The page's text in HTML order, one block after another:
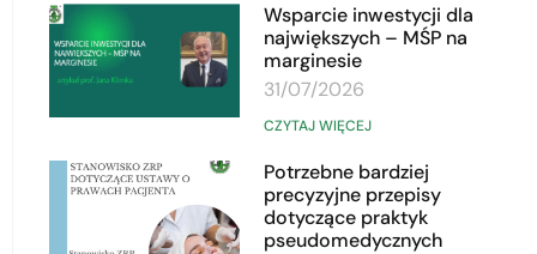
Wsparcie inwestycji dla
największych – MŚP na
marginesie
31/07/2026
CZYTAJ WIĘCEJ
Potrzebne bardziej
precyzyjne przepisy
dotyczące praktyk
pseudomedycznych